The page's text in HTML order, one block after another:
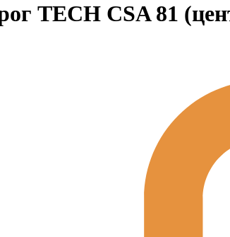
TECH CSA 81